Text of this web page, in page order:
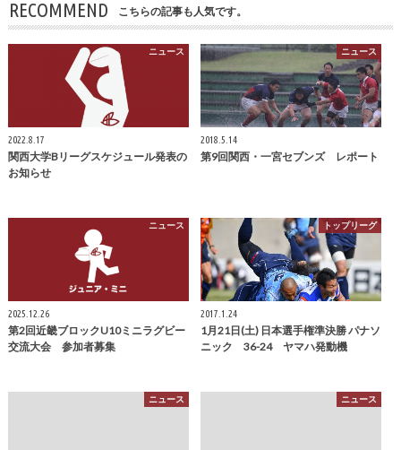
RECOMMEND こちらの記事も人気です。
ニュース
2022.8.17
関西大学Bリーグスケジュール発表の
お知らせ
ニュース
2018.5.14
第9回関西・一宮セブンズ レポート
ニュース
2025.12.26
第2回近畿ブロックU10ミニラグビー
交流大会 参加者募集
トップリーグ
2017.1.24
1月21日(土) 日本選手権準決勝 パナソ
ニック 36-24 ヤマハ発動機
ニュース ニュース